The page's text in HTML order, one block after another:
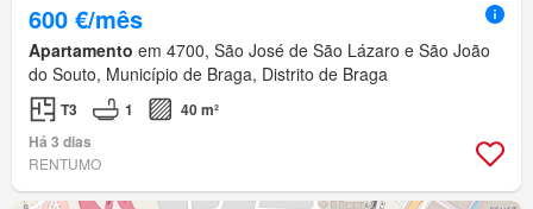
600 €/mês
Apartamento em 4700, São José de São Lázaro e São João
do Souto, Município de Braga, Distrito de Braga
T3 1
40 m²
Há 3 dias
RENTUMO